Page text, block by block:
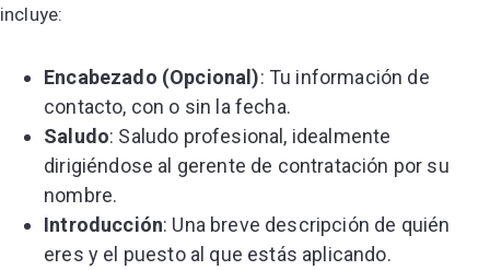
incluye:
Encabezado (Opcional): Tu información de
contacto, con o sin la fecha.
Saludo: Saludo profesional, idealmente
dirigiéndose al gerente de contratación por su
nombre.
Introducción: Una breve descripción de quién
eres y el puesto al que estás aplicando.